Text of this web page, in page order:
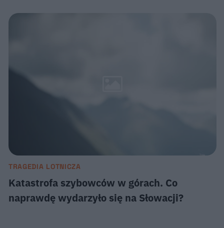
TRAGEDIA LOTNICZA
Katastrofa szybowców w górach. Co
naprawdę wydarzyło się na Słowacji?